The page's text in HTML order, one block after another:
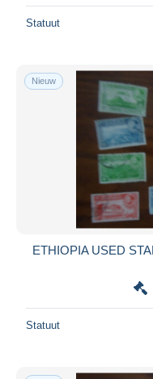
Statuut
Nieuw
ETHIOPIA USED
Statuut